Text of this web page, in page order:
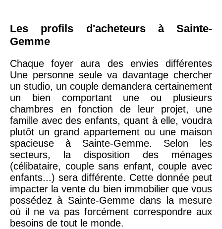
Les profils d'acheteurs à Sainte-
Gemme
Chaque foyer aura des envies différentes
Une personne seule va davantage chercher
un studio, un couple demandera certainement
un bien comportant une ou plusieurs
chambres en fonction de leur projet, une
famille avec des enfants, quant à elle, voudra
plutôt un grand appartement ou une maison
spacieuse à Sainte-Gemme. Selon les
secteurs, la disposition des ménages
(célibataire, couple sans enfant, couple avec
enfants...) sera différente. Cette donnée peut
impacter la vente du bien immobilier que vous
possédez à Sainte-Gemme dans la mesure
où il ne va pas forcément correspondre aux
besoins de tout le monde.